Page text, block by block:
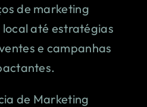
de marketing
até estratégias
e campanhas
de Marketing